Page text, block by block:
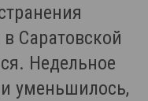
Саратовской
Недельное
уменьшилось,